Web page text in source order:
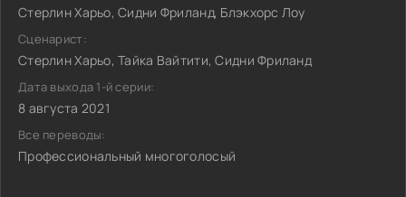
Стерлин Харьо, Сидни Фриланд, Блэкхорс Лоу
Сценарист:
Стерлин Харьо, Тайка Вайтити, Сидни Фриланд
Дата выхода 1-й серии:
8 августа 2021
Все переводы:
Профессиональный многоголосый